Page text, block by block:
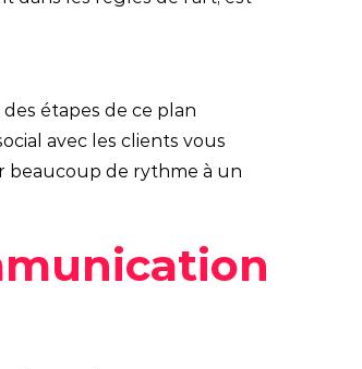
étapes de ce plan
avec les clients vous
beaucoup de rythme à un